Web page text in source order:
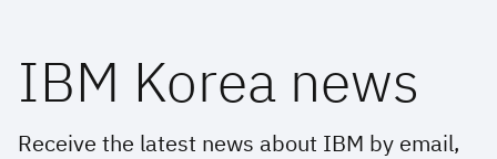
IBM Korea news
Receive the latest news about IBM by email,